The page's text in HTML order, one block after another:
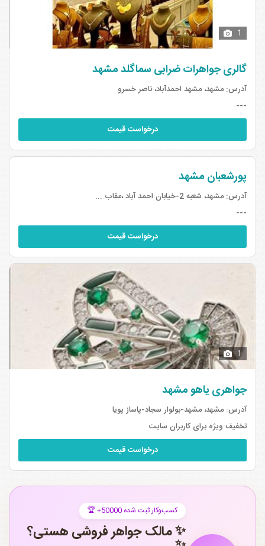
1
گالری جواهرات ضرابی سماگلد مشهد
آدرس:مشهد، مشهد احمدآباد، ناصر خسرو
---
درخواست قیمت
پورشعبان مشهد
آدرس:مشهد، شعبه 2-خیابان احمد آباد ،مقاب ...
---
درخواست قیمت
1
جواهری یاهو مشهد
آدرس:مشهد، مشهد-بولوار سجاد-پاساز پویا
تخفیف ویژه برای کاربران سایت
درخواست قیمت
🏆 +50000 کسب‌وکار ثبت شده
✨ مالک جواهر فروشی هستی؟